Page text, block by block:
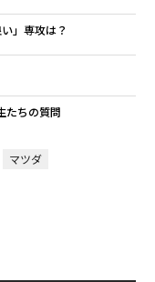
」専攻は？
たちの質問
マツダ